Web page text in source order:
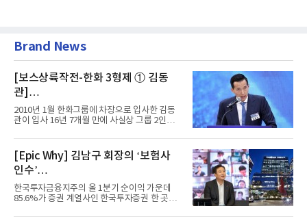
Brand News
[보스상륙작전-한화 3형제 ① 김동
관]
입사 16년 만에 수석부회장 … 경영승
계 ‘초읽기’
2010년 1월 한화그룹에 차장으로 입사한 김동
관이 입사 16년 7개월 만에 사실상 그룹 2인자
[Epic Why] 김남구 회장의 ‘보험사
인수’
발걸음이 신중해진 배경은?
한국투자금융지주의 올 1분기 순이익 가운데
85.6%가 증권 계열사인 한국투자증권 한 곳에